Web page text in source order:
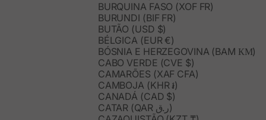
BURQUINA FASO (XOF FR)
BURUNDI (BIF FR)
BUTÃO (USD $)
BÉLGICA (EUR €)
BÓSNIA E HERZEGOVINA (BAM КМ)
CABO VERDE (CVE $)
CAMARÕES (XAF CFA)
CAMBOJA (KHR ៛)
CANADÁ (CAD $)
CATAR (QAR ر.ق)